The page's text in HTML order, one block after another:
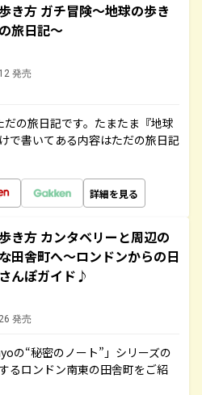
き方 ガチ冒険～地球の歩き
旅日記～
発売
の旅日記です。たまたま『地球
で書いてある内容はただの旅日記
詳細を見る
き方 カンタベリーと周辺の
田舎町へ～ロンドンからの日
んぽガイド♪
発売
の“秘密のノート”」シリーズの
るロンドン南東の田舎町をご紹